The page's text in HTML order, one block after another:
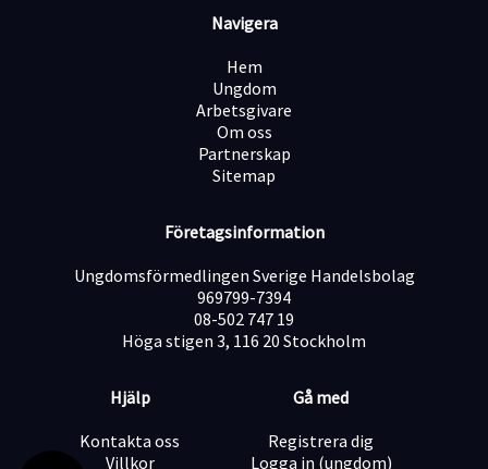
tävlingar som ger en möjlighet till fina priser
Attvara en del av att leverera kritisk infrastruktur och
bidra direkt tillsamhällsnyttan
Vi tror att du är serviceinriktad och intresserad av
försäljning. Som person är du relationsskapande och
också att du är ansvarstagande och en riktig buddy! Att
förlagd på både dagtid och kvällstid samt vardagar och
helger, så en förutsättning är att detta passar din
livssituation. Du behöver också vara minst 18 år och
kunna svenska och engelska.?
Välkommen med din ansökan!
Låter det här som något för dig? Vad roligt, vi ser fram
emot din ansökan!
Navigera
Hem
Ungdom
Arbetsgivare
Om oss
Partnerskap
Sitemap
Företagsinformation
Ungdomsförmedlingen Sverige Handelsbolag
969799-7394
08-502 747 19
Höga stigen 3, 116 20 Stockholm
Hjälp
Kontakta oss
Villkor
Gå med
Registrera dig
Logga in (ungdom)